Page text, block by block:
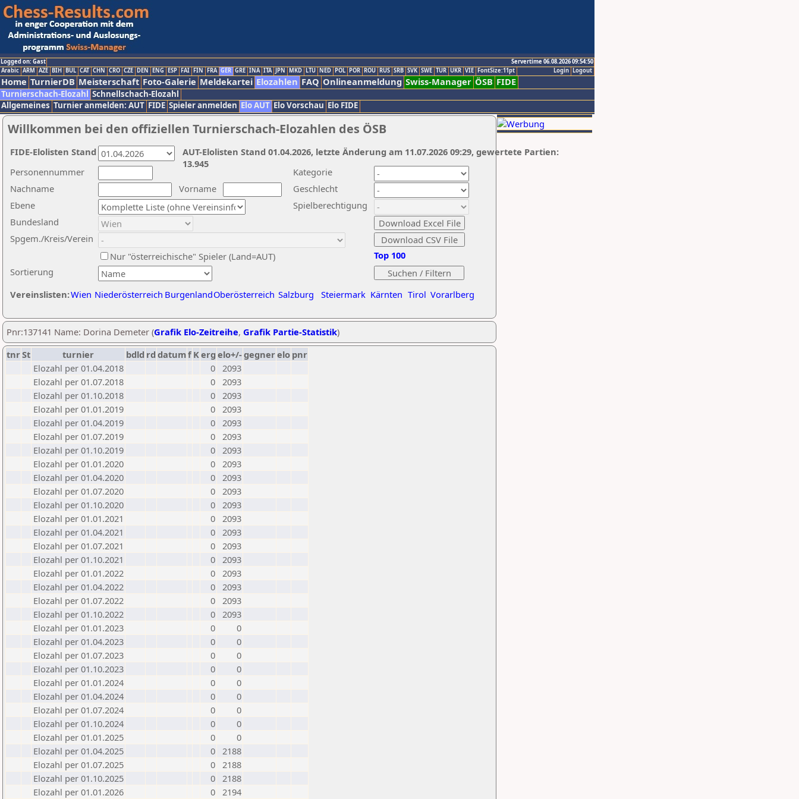
Logged on: Gast
Servertime 06.08.2026 09:54:50
Logout
Login
Arabic ARM AZE BIH BUL CAT CHN CRO CZE DEN ENG ESP FAI FIN FRA GER GRE INA ITA JPN MKD LTU NED POL POR ROU RUS SRB SVK SWE TUR UKR VIE FontSize:11pt
Home TurnierDB Meisterschaft Foto-Galerie Meldekartei Elozahlen FAQ Onlineanmeldung Swiss-Manager ÖSB FIDE
Turnierschach-Elozahl Schnellschach-Elozahl
Allgemeines Turnier anmelden: AUT FIDE Spieler anmelden Elo AUT Elo Vorschau Elo FIDE
Willkommen bei den offiziellen Turnierschach-Elozahlen des ÖSB
Nachname
Vorname
Ebene
Kategorie
Sortierung
Personennummer
Bundesland
Spgem./Kreis/Verein
Geschlecht
Nur "österreichische" Spieler (Land=AUT)
Spielberechtigung
Vereinslisten:Wien Niederösterreich BurgenlandOberösterreich Salzburg Steiermark Kärnten Tirol Vorarlberg
Top 100
AUT-Elolisten Stand 01.04.2026, letzte Änderung am 11.07.2026 09:29, gewertete Partien:
13.945
FIDE-Elolisten Stand
Pnr:137141 Name: Dorina Demeter (Grafik Elo-Zeitreihe, Grafik Partie-Statistik)
tnrSt turnier bdld rd datumf Kerg elo+/-gegnerelo pnr
Elozahl per 01.04.2018
0 2093
Elozahl per 01.07.2018
0 2093
Elozahl per 01.10.2018
0 2093
Elozahl per 01.01.2019
0 2093
Elozahl per 01.04.2019
0 2093
Elozahl per 01.07.2019
0 2093
Elozahl per 01.10.2019
0 2093
Elozahl per 01.01.2020
0 2093
Elozahl per 01.04.2020
0 2093
Elozahl per 01.07.2020
0 2093
Elozahl per 01.10.2020
0 2093
Elozahl per 01.01.2021
0 2093
Elozahl per 01.04.2021
0 2093
Elozahl per 01.07.2021
0 2093
Elozahl per 01.10.2021
0 2093
Elozahl per 01.01.2022
0 2093
Elozahl per 01.04.2022
0 2093
Elozahl per 01.07.2022
0 2093
Elozahl per 01.10.2022
0 2093
Elozahl per 01.01.2023
0
0
Elozahl per 01.04.2023
0
0
Elozahl per 01.07.2023
0
0
Elozahl per 01.10.2023
0
0
Elozahl per 01.01.2024
0
0
Elozahl per 01.04.2024
0
0
Elozahl per 01.07.2024
0
0
Elozahl per 01.10.2024
0
0
Elozahl per 01.01.2025
0
0
Elozahl per 01.04.2025
0 2188
Elozahl per 01.07.2025
0 2188
Elozahl per 01.10.2025
0 2188
Elozahl per 01.01.2026
0 2194